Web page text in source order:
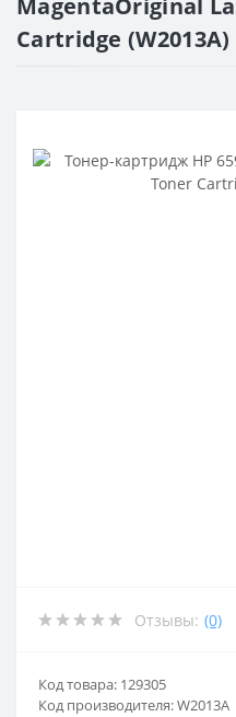
MagentaOriginal
Cartridge (W2013A)
Отзывы: (0)
Код товара: 129305
Код производителя: W2013A